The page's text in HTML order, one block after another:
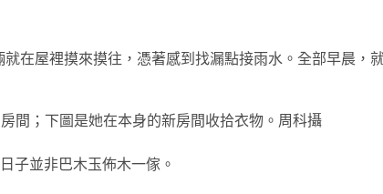
在屋裡摸來摸往，憑著感到找漏點接雨水。全部早晨，
間；下圖是她在本身的新房間收拾衣物。周科攝
子並非巴木玉佈木一傢。